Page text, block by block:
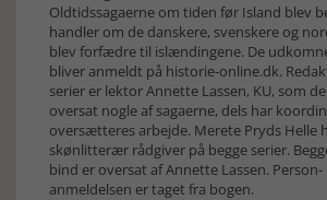
Oldtidssagaerne om tiden før Island blev
handler om de danskere, svenskere og
blev forfædre til islændingene. De
bliver anmeldt på historie-online.dk.
serier er lektor Annette Lassen, KU, som
oversat nogle af sagaerne, dels har
oversætteres arbejde. Merete Pryds Helle
skønlitterær rådgiver på begge serier.
bind er oversat af Annette Lassen.
anmeldelsen er taget fra bogen.